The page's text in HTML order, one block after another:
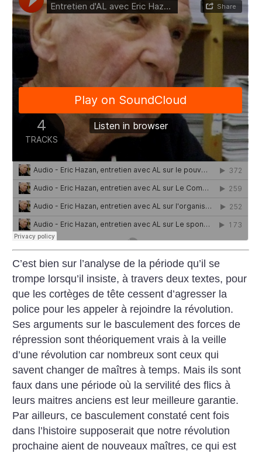
C’est bien sur l’analyse de la période qu’il se
trompe lorsqu’il insiste, à travers deux textes, pour
que les cortèges de tête cessent d’agresser la
police pour les appeler à rejoindre la révolution.
Ses arguments sur le basculement des forces de
répression sont théoriquement vrais à la veille
d’une révolution car nombreux sont ceux qui
savent changer de maîtres à temps. Mais ils sont
faux dans une période où la servilité des flics à
leurs maitres anciens est leur meilleure garantie.
Par ailleurs, ce basculement constaté cent fois
dans l’histoire supposerait que notre révolution
prochaine aient de nouveaux maîtres, ce qui est